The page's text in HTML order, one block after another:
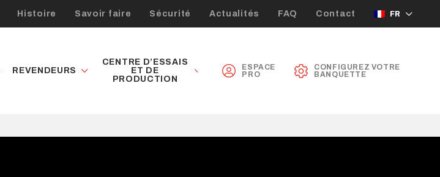
Histoire Savoir faire Sécurité Actualités FAQ Contact FR
REVENDEURS
CENTRE D’ESSAIS
ET DE
PRODUCTION
ESPACE
PRO
CONFIGUREZ VOTRE
BANQUETTE